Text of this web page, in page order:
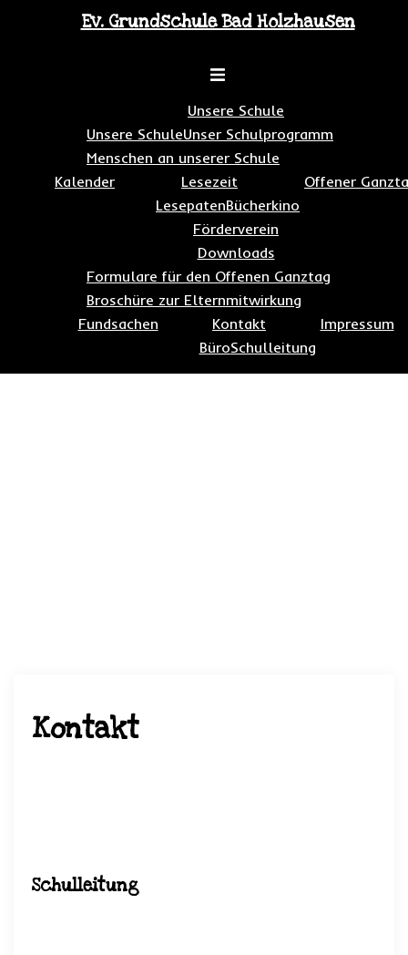
Ev. Grundschule Bad Holzhausen
Toggle
Unsere Schule
Unsere SchuleUnser Schulprogramm
Menschen an unserer Schule
Kalender
Lesezeit
LesepatenBücherkino
Offener
Förderverein
Downloads
Formulare für den Offenen Ganztag
Broschüre zur Elternmitwirkung
Fundsachen
Kontakt
BüroSchulleitung
Impressum
Kontakt
Schulleitung